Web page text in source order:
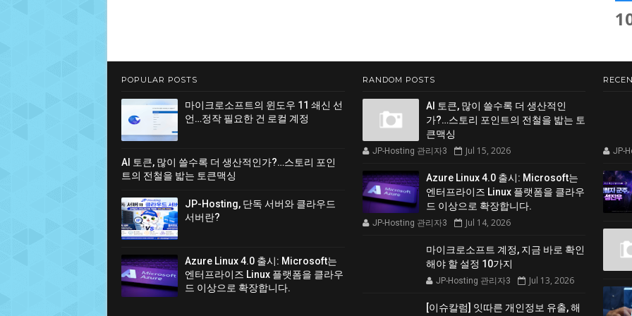
POPULAR POSTS
마이크로소프트의 윈도우 11 쇄신 선
언…정작 필요한 건 로컬 계정
AI 토큰, 많이 쓸수록 더 생산적인가?…스토리 포인
트의 전철을 밟는 토큰맥싱
JP-Hosting, 단독 서버와 클라우드
서버란?
Azure Linux 4.0 출시: Microsoft는
엔터프라이즈 Linux 플랫폼을 클라우
드 이상으로 확장합니다.
RANDOM POSTS
AI 토큰, 많이 쓸수록 더 생산적인
가?…스토리 포인트의 전철을 밟는 토
큰맥싱
JP-Hosting 관리자3 Jul 15, 2026
Azure Linux 4.0 출시: Microsoft는
엔터프라이즈 Linux 플랫폼을 클라우
드 이상으로 확장합니다.
JP-Hosting 관리자3 Jul 14, 2026
마이크로소프트 계정, 지금 바로 확인
해야 할 설정 10가지
JP-Hosting 관리자3 Jul 13, 2026
[이슈칼럼] 잇따른 개인정보 유출, 해
JP-